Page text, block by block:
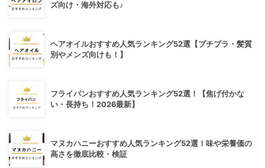
ズ向け・海外対応も♪
ヘアオイルおすすめ人気ランキング52選【プチプラ・髪質
別やメンズ向けも！】
フライパンおすすめ人気ランキング52選！【焦げ付かな
い・長持ち！2026最新】
マヌカハニーおすすめ人気ランキング52選！味や栄養価の
高さを徹底比較・検証